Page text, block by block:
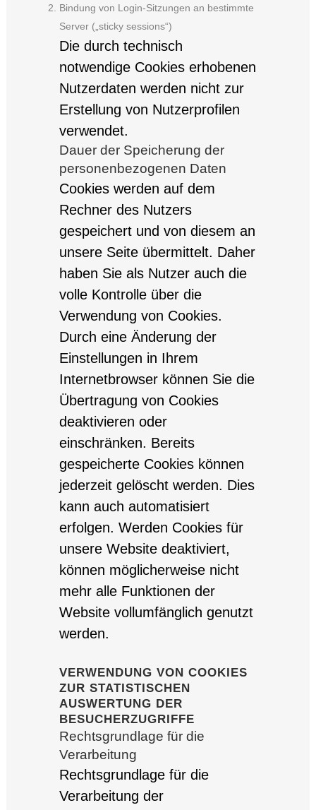
Bindung von Login-Sitzungen an bestimmte
Server („sticky sessions“)
Die durch technisch
notwendige Cookies erhobenen
Nutzerdaten werden nicht zur
Erstellung von Nutzerprofilen
verwendet.
Dauer der Speicherung der
personenbezogenen Daten
Cookies werden auf dem
Rechner des Nutzers
gespeichert und von diesem an
unsere Seite übermittelt. Daher
haben Sie als Nutzer auch die
volle Kontrolle über die
Verwendung von Cookies.
Durch eine Änderung der
Einstellungen in Ihrem
Internetbrowser können Sie die
Übertragung von Cookies
deaktivieren oder
einschränken. Bereits
gespeicherte Cookies können
jederzeit gelöscht werden. Dies
kann auch automatisiert
erfolgen. Werden Cookies für
unsere Website deaktiviert,
können möglicherweise nicht
mehr alle Funktionen der
Website vollumfänglich genutzt
werden.
VERWENDUNG VON COOKIES
ZUR STATISTISCHEN
AUSWERTUNG DER
BESUCHERZUGRIFFE
Rechtsgrundlage für die
Verarbeitung
Rechtsgrundlage für die
Verarbeitung der